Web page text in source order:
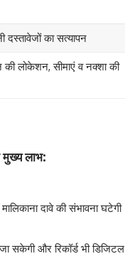
दस्तावेजों का सत्यापन
की लोकेशन, सीमाएं व नक्शा की
लाभ:
दावे की संभावना
सकेगी और रिकॉर्ड भी डिजिटल